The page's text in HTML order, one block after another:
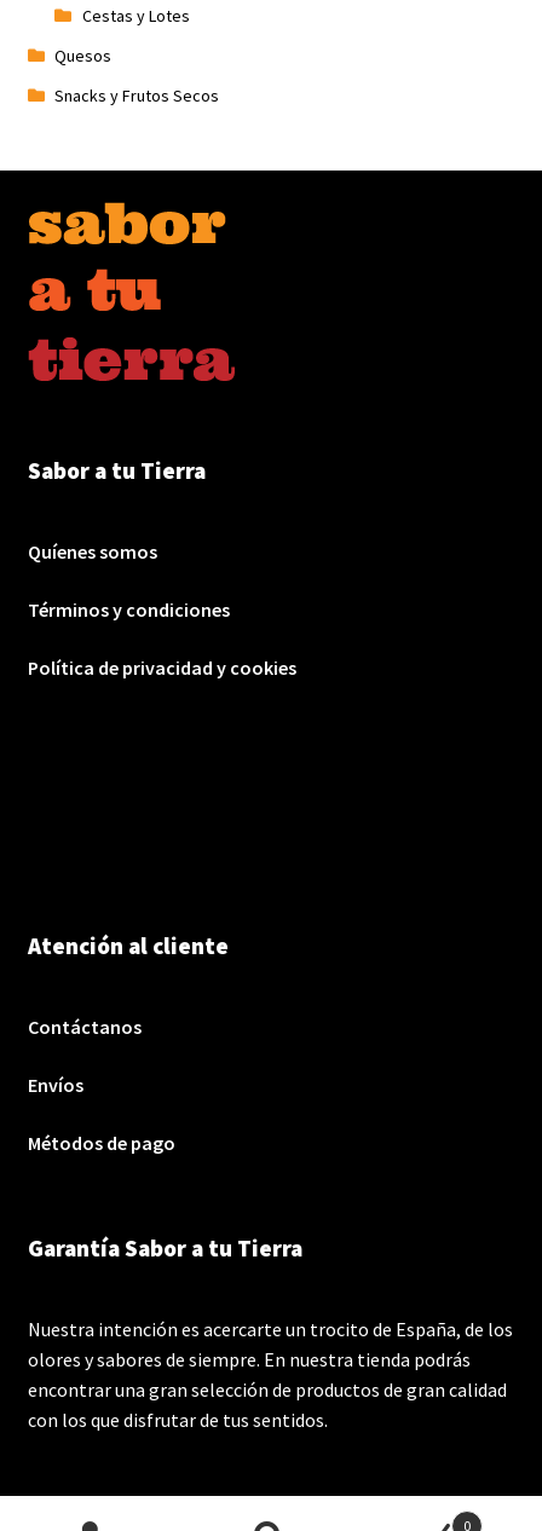
Cestas y Lotes
Quesos
Snacks y Frutos Secos
Sabor a tu Tierra
Quíenes somos
Términos y condiciones
Política de privacidad y cookies
Atención al cliente
Contáctanos
Envíos
Métodos de pago
Garantía Sabor a tu Tierra
Nuestra intención es acercarte un trocito de España, de los
olores y sabores de siempre. En nuestra tienda podrás
encontrar una gran selección de productos de gran calidad
con los que disfrutar de tus sentidos.
0